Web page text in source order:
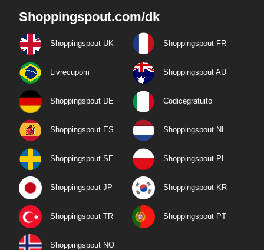
Shoppingspout.com/dk
Shoppingspout UK Shoppingspout FR
Livrecupom Shoppingspout AU
Shoppingspout DE Codicegratuito
Shoppingspout ES Shoppingspout NL
Shoppingspout SE Shoppingspout PL
Shoppingspout JP Shoppingspout KR
Shoppingspout TR Shoppingspout PT
Shoppingspout NO